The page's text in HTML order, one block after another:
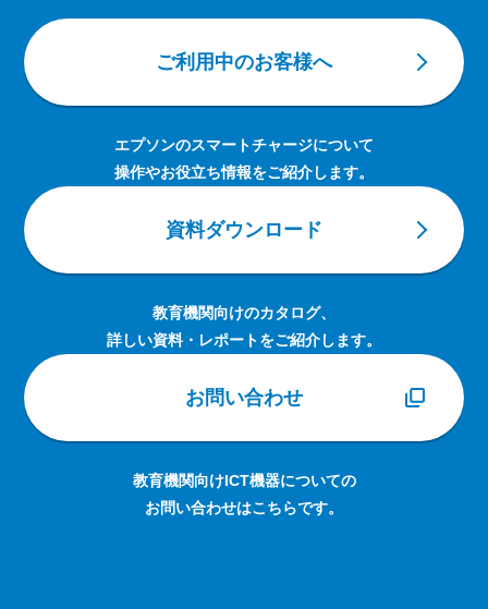
ご利用中のお客様へ
エプソンのスマートチャージについて
操作やお役立ち情報をご紹介します。
資料ダウンロード
教育機関向けのカタログ、
詳しい資料・レポートをご紹介します。
お問い合わせ
教育機関向けICT機器についての
お問い合わせはこちらです。